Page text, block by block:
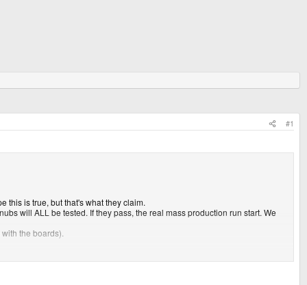
#1
this is true, but that's what they claim.
will ALL be tested. If they pass, the real mass production run start. We
the boards).